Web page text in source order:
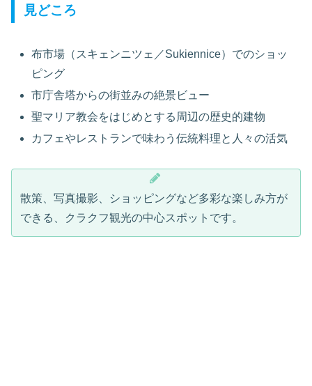
見どころ
布市場（スキェンニツェ／Sukiennice）でのショッ
ピング
市庁舎塔からの街並みの絶景ビュー
聖マリア教会をはじめとする周辺の歴史的建物
カフェやレストランで味わう伝統料理と人々の活気
散策、写真撮影、ショッピングなど多彩な楽しみ方が
できる、クラクフ観光の中心スポットです。